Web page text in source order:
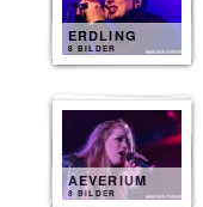
ERDLING
8 BILDER
AEVERIUM
8 BILDER